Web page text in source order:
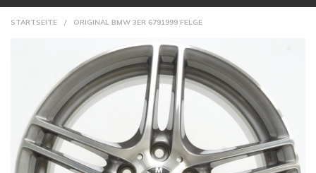
STARTSEITE / ORIGINAL BMW 3ER 6791999 FELGE